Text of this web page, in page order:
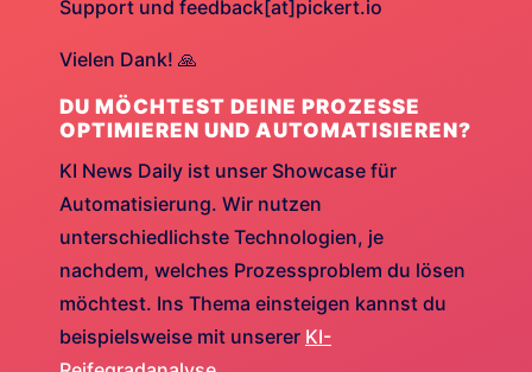
Support und feedback[at]pickert.io
Vielen Dank! 🙏
DU MÖCHTEST DEINE PROZESSE
OPTIMIEREN UND AUTOMATISIEREN?
KI News Daily ist unser Showcase für
Automatisierung. Wir nutzen
unterschiedlichste Technologien, je
nachdem, welches Prozessproblem du lösen
möchtest. Ins Thema einsteigen kannst du
beispielsweise mit unserer KI-